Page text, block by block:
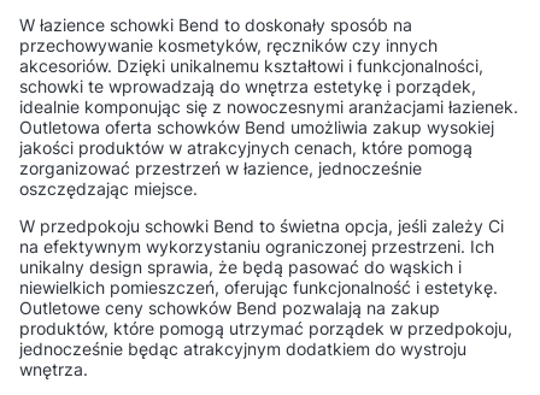
W łazience schowki Bend to doskonały sposób na
przechowywanie kosmetyków, ręczników czy innych
akcesoriów. Dzięki unikalnemu kształtowi i funkcjonalności,
schowki te wprowadzają do wnętrza estetykę i porządek,
idealnie komponując się z nowoczesnymi aranżacjami łazienek.
Outletowa oferta schowków Bend umożliwia zakup wysokiej
jakości produktów w atrakcyjnych cenach, które pomogą
zorganizować przestrzeń w łazience, jednocześnie
oszczędzając miejsce.
W przedpokoju schowki Bend to świetna opcja, jeśli zależy Ci
na efektywnym wykorzystaniu ograniczonej przestrzeni. Ich
unikalny design sprawia, że będą pasować do wąskich i
niewielkich pomieszczeń, oferując funkcjonalność i estetykę.
Outletowe ceny schowków Bend pozwalają na zakup
produktów, które pomogą utrzymać porządek w przedpokoju,
jednocześnie będąc atrakcyjnym dodatkiem do wystroju
wnętrza.